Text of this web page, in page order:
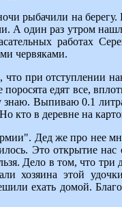
рыбачили на
А один раз утром
работах
червяками.
что при отступлении
едят все,
знаю. Выпиваю 0.1
кто в деревне на
Дед же про нее
Это открытие нас
Дело в том, что три
хозяина этой
ехать домой.